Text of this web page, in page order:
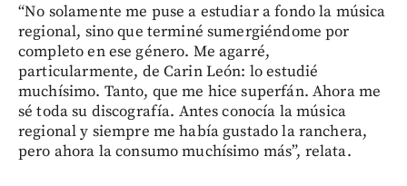
“No solamente me puse a estudiar a fondo la música
regional, sino que terminé sumergiéndome por
completo en ese género. Me agarré,
particularmente, de Carin León: lo estudié
muchísimo. Tanto, que me hice superfán. Ahora me
sé toda su discografía. Antes conocía la música
regional y siempre me había gustado la ranchera,
pero ahora la consumo muchísimo más”, relata.